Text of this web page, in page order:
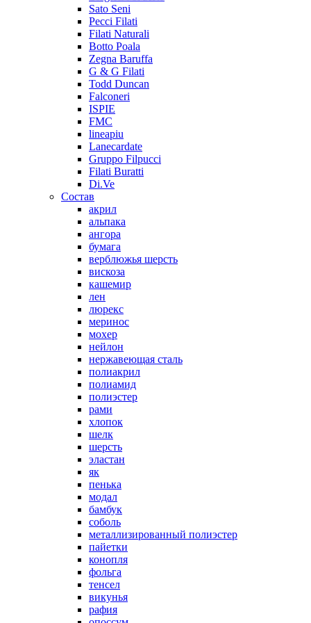
Sato Seni
Pecci Filati
Filati Naturali
Botto Poala
Zegna Baruffa
G & G Filati
Todd Duncan
Falconeri
ISPIE
FMC
lineapiu
Lanecardate
Gruppo Filpucci
Filati Buratti
Di.Ve
Состав
акрил
альпака
ангора
бумага
верблюжья шерсть
вискоза
кашемир
лен
люрекс
меринос
мохер
нейлон
нержавеющая сталь
полиакрил
полиамид
полиэстер
рами
хлопок
шелк
шерсть
эластан
як
пенька
модал
бамбук
соболь
металлизированный полиэстер
пайетки
конопля
фольга
тенсел
викунья
рафия